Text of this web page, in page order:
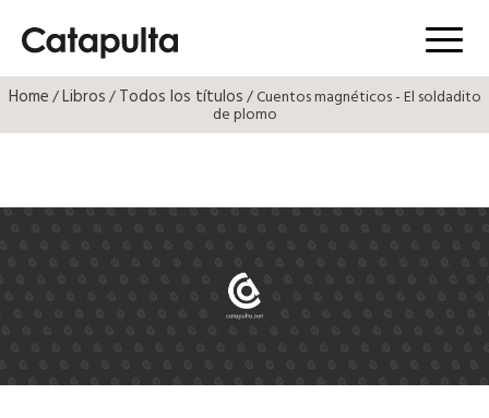
Menú
Home/Libros/Todos los títulos/ Cuentos magnéticos - El soldadito
de plomo